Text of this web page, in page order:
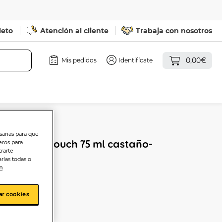
Atención al cliente Trabaja con nosotros
Mis pedidos Identifícate 0,00€
Retouch 75 ml castaño-
para que
para
todas o
cookies